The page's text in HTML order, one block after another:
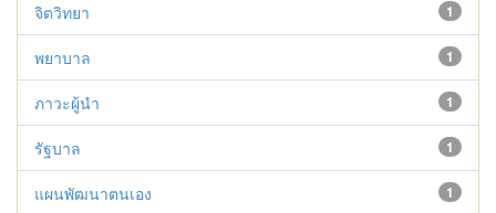
1
จิตวิทยา
1
พยาบาล
1
ภาวะผู้นำ
1
รัฐบาล
1
แผนพัฒนาตนเอง